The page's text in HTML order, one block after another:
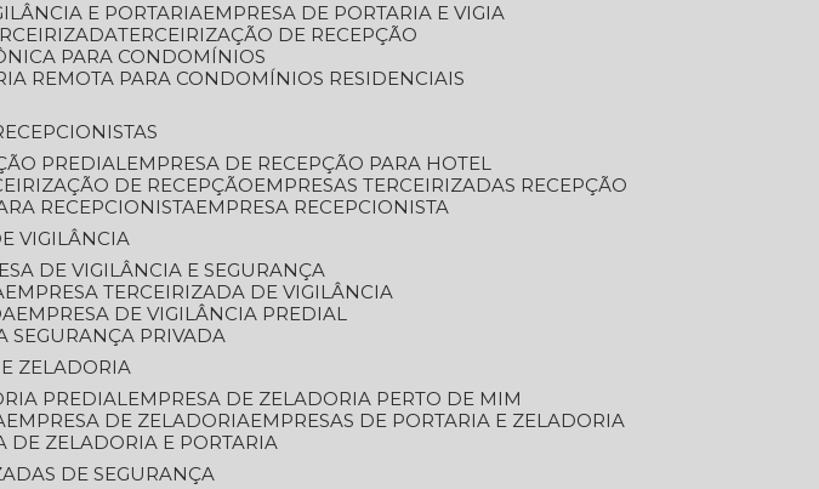
E PORTARIA
EMPRESA DE PORTARIA E VIGIA
TERCEIRIZAÇÃO DE RECEPÇÃO
PARA CONDOMÍNIOS
REMOTA PARA CONDOMÍNIOS RESIDENCIAIS
PREDIAL
EMPRESA DE RECEPÇÃO PARA HOTEL
DE RECEPÇÃO
EMPRESAS TERCEIRIZADAS RECEPÇÃO
RECEPCIONISTA
EMPRESA RECEPCIONISTA
VIGILÂNCIA
DE VIGILÂNCIA E SEGURANÇA
EMPRESA TERCEIRIZADA DE VIGILÂNCIA
EMPRESA DE VIGILÂNCIA PREDIAL
SEGURANÇA PRIVADA
ZELADORIA
PREDIAL
EMPRESA DE ZELADORIA PERTO DE MIM
EMPRESA DE ZELADORIA
EMPRESAS DE PORTARIA E ZELADORIA
DE ZELADORIA E PORTARIA
DE SEGURANÇA